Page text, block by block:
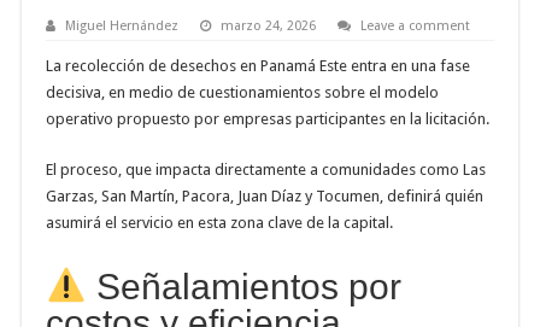
Miguel Hernández marzo 24, 2026 Leave a comment
La recolección de desechos en Panamá Este entra en una fase
decisiva, en medio de cuestionamientos sobre el modelo
operativo propuesto por empresas participantes en la licitación.
El proceso, que impacta directamente a comunidades como Las
Garzas, San Martín, Pacora, Juan Díaz y Tocumen, definirá quién
asumirá el servicio en esta zona clave de la capital.
Señalamientos por